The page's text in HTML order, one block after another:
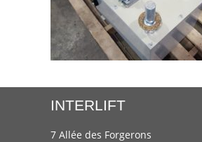
INTERLIFT
7 Allée des Forgerons